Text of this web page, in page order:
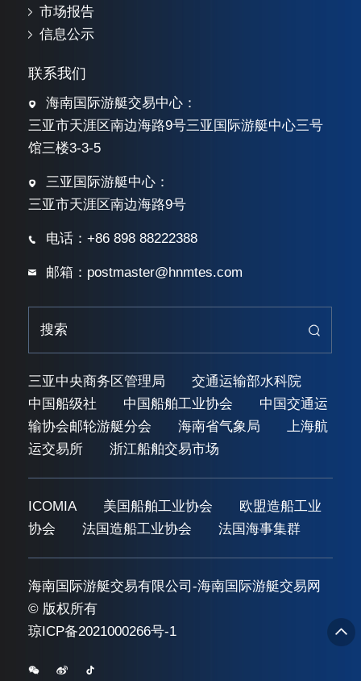
市场报告
信息公示
联系我们
海南国际游艇交易中心：
三亚市天涯区南边海路9号三亚国际游艇中心三号
馆三楼3-3-5
三亚国际游艇中心：
三亚市天涯区南边海路9号
电话：+86 898 88222388
邮箱：postmaster@hnmtes.com
三亚中央商务区管理局
交通运输部水科院
中国船级社
中国船舶工业协会
中国交通运
输协会邮轮游艇分会
海南省气象局
上海航
运交易所
浙江船舶交易市场
ICOMIA 美国船舶工业协会
欧盟造船工业
协会
法国造船工业协会 法国海事集群
海南国际游艇交易有限公司-海南国际游艇交易网
© 版权所有
琼ICP备2021000266号-1